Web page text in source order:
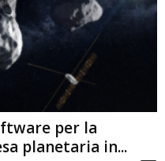
per la
planetaria in...